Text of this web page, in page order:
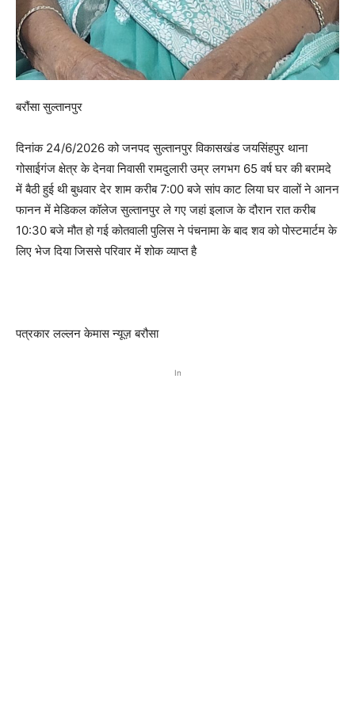
बरौंसा सुल्तानपुर
दिनांक 24/6/2026 को जनपद सुल्तानपुर विकासखंड जयसिंहपुर थाना
गोसाईगंज क्षेत्र के देनवा निवासी रामदुलारी उम्र लगभग 65 वर्ष घर की बरामदे
में बैठी हुई थी बुधवार देर शाम करीब 7:00 बजे सांप काट लिया घर वालों ने आनन
फानन में मेडिकल कॉलेज सुल्तानपुर ले गए जहां इलाज के दौरान रात करीब
10:30 बजे मौत हो गई कोतवाली पुलिस ने पंचनामा के बाद शव को पोस्टमार्टम के
लिए भेज दिया जिससे परिवार में शोक व्याप्त है
पत्रकार लल्लन केमास न्यूज़ बरौसा
In